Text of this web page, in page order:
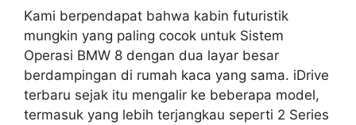
Kami berpendapat bahwa kabin futuristik
mungkin yang paling cocok untuk Sistem
Operasi BMW 8 dengan dua layar besar
berdampingan di rumah kaca yang sama. iDrive
terbaru sejak itu mengalir ke beberapa model,
termasuk yang lebih terjangkau seperti 2 Series